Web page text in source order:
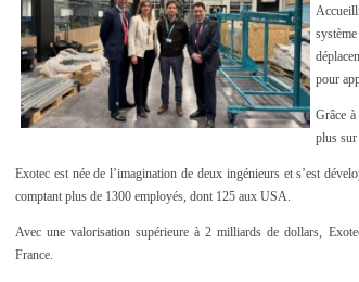
pour
Grâce
plus sur
Exotec est née de l’imagination de deux ingénieurs et s’est
comptant plus de 1300 employés, dont 125 aux USA.
Avec une valorisation supérieure à 2 milliards de dollars,
France.